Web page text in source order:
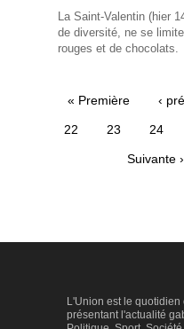
La Saint-Valentin (hier
de diversité, ne se
rouges et de chocolats.
Pagination
Première
« Première ‹
Page
22 Page
23 Page
24
Page
Suivante ›
L'Union est le quotidien
présentant l'actualité